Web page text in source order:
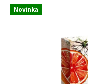
Novinka